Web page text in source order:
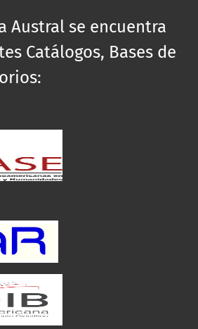
Austral se encuentra
Catálogos, Bases de